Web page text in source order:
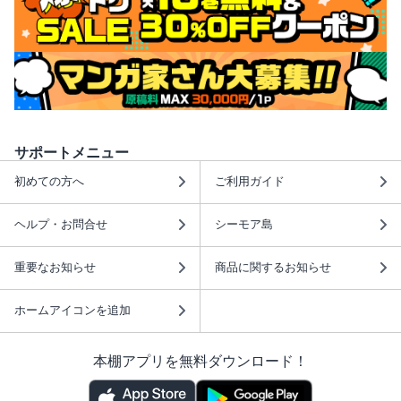
サポートメニュー
初めての方へ ご利用ガイド
ヘルプ・お問合せ シーモア島
重要なお知らせ 商品に関するお知らせ
ホームアイコンを追加
本棚アプリを無料ダウンロード！